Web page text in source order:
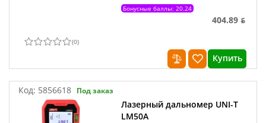
Бонусные баллы: 20.24
404.89 ƃ
(0)
Купить
Код: 5856618 Под заказ
Лазерный дальномер UNI-T
LM50A